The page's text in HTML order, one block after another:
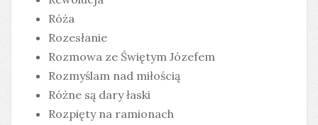
Róża
Rozesłanie
Rozmowa ze Świętym Józefem
Rozmyślam nad miłością
Różne są dary łaski
Rozpięty na ramionach